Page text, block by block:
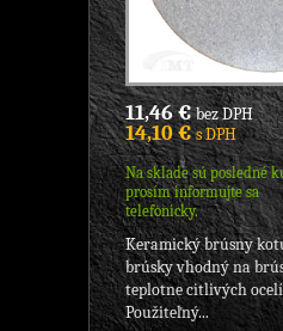
11,46 €bez DPH
14,10 €s DPH
Na sklade sú posledné
prosím informujte sa
telefonicky.
Keramický brúsny
brúsky vhodný na
teplotne citlivých
Použiteľný...